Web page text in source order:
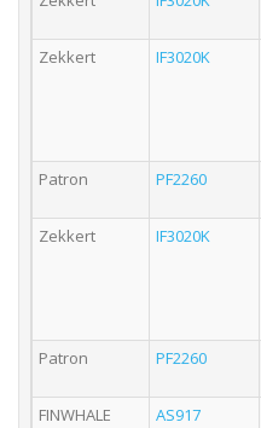
Zekkert IF3020K
Patron
PF2260
Zekkert
IF3020K
Patron
PF2260
FINWHALE AS917